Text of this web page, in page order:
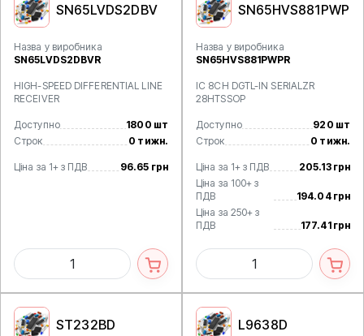
SN65LVDS2DBV
Назва у виробника
SN65LVDS2DBVR
HIGH-SPEED DIFFERENTIAL LINE
RECEIVER
Доступно
1800 шт
Строк
0 тижн.
Ціна за 1+ з ПДВ 96.65 грн
SN65HVS881PWP
Назва у виробника
SN65HVS881PWPR
IC 8CH DGTL-IN SERIALZR
28HTSSOP
Доступно
920 шт
Строк
0 тижн.
Ціна за 1+ з ПДВ
205.13 грн
Ціна за 100+ з
ПДВ
194.04 грн
Ціна за 250+ з
ПДВ
177.41 грн
ST232BD L9638D